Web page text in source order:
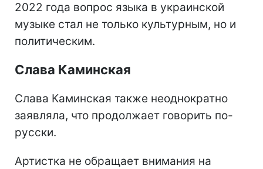
2022 года вопрос языка в украинской
музыке стал не только культурным, но и
политическим.
Слава Каминская
Слава Каминская также неоднократно
заявляла, что продолжает говорить по-
русски.
Артистка не обращает внимания на